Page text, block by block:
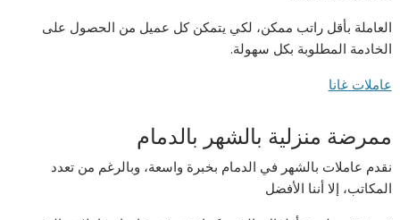
العاملة بأقل راتب ممكن، لكي يتمكن كل عميل من الحصول على
الخادمة المطلوبة بكل سهولة.
عاملات غانا
ممرضة منزلية بالشهر بالدمام
نقدم عاملات بالشهر في الدمام بخبرة واسعة، وبالرغم من تعدد
المكاتب، إلا أننا الأفضل